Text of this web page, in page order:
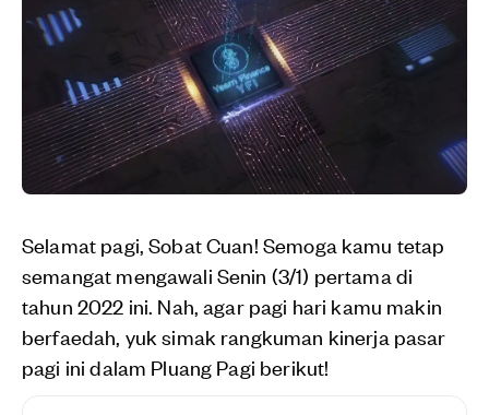
Selamat pagi, Sobat Cuan! Semoga kamu tetap
semangat mengawali Senin (3/1) pertama di
tahun 2022 ini. Nah, agar pagi hari kamu makin
berfaedah, yuk simak rangkuman kinerja pasar
pagi ini dalam Pluang Pagi berikut!